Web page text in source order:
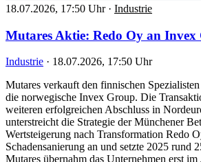
18.07.2026, 17:50 Uhr · Industrie
Mutares Aktie: Redo Oy an
Industrie · 18.07.2026, 17:50 Uhr
Mutares verkauft den finnischen
die norwegische Invex Group. Die
weiteren erfolgreichen Abschluss in
unterstreicht die Strategie der Münchener
Wertsteigerung nach Transformation Redo
Schadensanierung an und setzte 2025 rund
Mutares übernahm das Unternehmen erst